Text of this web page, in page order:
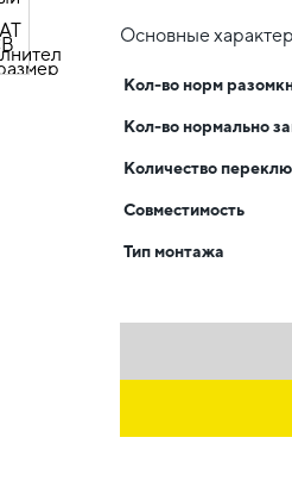
Основные
Кол-во норм
Кол-во нормально
Количество
Совместимость
Тип монтажа